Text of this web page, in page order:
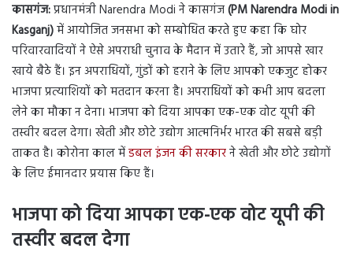
कासगंज:प्रधानमंत्री Narendra Modi ने कासगंज(PM Narendra Modi in
Kasganj)में आयोजित जनसभा को सम्बोधित करते हुए कहा कि घोर
परिवारवादियों ने ऐसे अपराधी चुनाव के मैदान में उतारे हैं, जो आपसे खार
खाये बैठे हैं। इन अपराधियों, गुंडों को हराने के लिए आपको एकजुट होकर
भाजपा प्रत्याशियों को मतदान करना है। अपराधियों को कभी आप बदला
लेने का मौका न देना। भाजपा को दिया आपका एक-एक वोट यूपी की
तस्वीर बदल देगा। खेती और छोटे उद्योग आत्मनिर्भर भारत की सबसे बड़ी
ताकत है। कोरोना काल मेंडबल इंजन की सरकारने खेती और छोटे उद्योगों
के लिए ईमानदार प्रयास किए हैं।
भाजपा को दिया आपका एक-एक वोट यूपी की
तस्वीर बदल देगा